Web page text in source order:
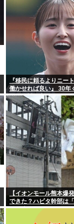
『移民に頼るよりニー
働かせれば良い』 30年
けど絶対に実現しない
【イオンモール熊本爆
できた？ハビタ幹部は
引き止めなかった」イ